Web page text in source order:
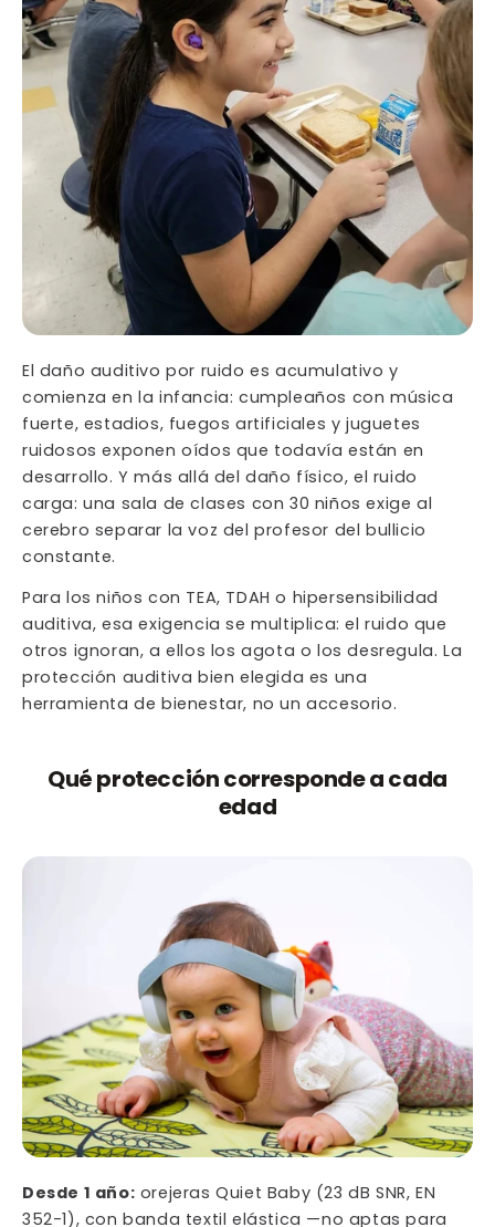
El daño auditivo por ruido es acumulativo y
comienza en la infancia: cumpleaños con música
fuerte, estadios, fuegos artificiales y juguetes
ruidosos exponen oídos que todavía están en
desarrollo. Y más allá del daño físico, el ruido
carga: una sala de clases con 30 niños exige al
cerebro separar la voz del profesor del bullicio
constante.
Para los niños con TEA, TDAH o hipersensibilidad
auditiva, esa exigencia se multiplica: el ruido que
otros ignoran, a ellos los agota o los desregula. La
protección auditiva bien elegida es una
herramienta de bienestar, no un accesorio.
Qué protección corresponde a cada
edad
Desde 1 año: orejeras Quiet Baby (23 dB SNR, EN
352-1), con banda textil elástica —no aptas para